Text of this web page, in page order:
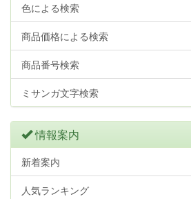
色による検索
商品価格による検索
商品番号検索
ミサンガ文字検索
情報案内
新着案内
人気ランキング